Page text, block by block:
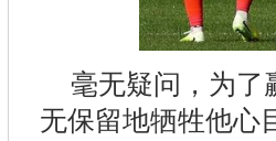
毫无疑问，为了
无保留地牺牲他心